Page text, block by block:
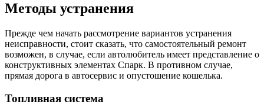
Методы устранения
Прежде чем начать рассмотрение вариантов устранения
неисправности, стоит сказать, что самостоятельный ремонт
возможен, в случае, если автолюбитель имеет представление о
конструктивных элементах Спарк. В противном случае,
прямая дорога в автосервис и опустошение кошелька.
Топливная система